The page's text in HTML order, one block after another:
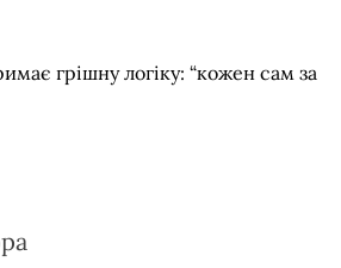
грішну логіку: “кожен сам за